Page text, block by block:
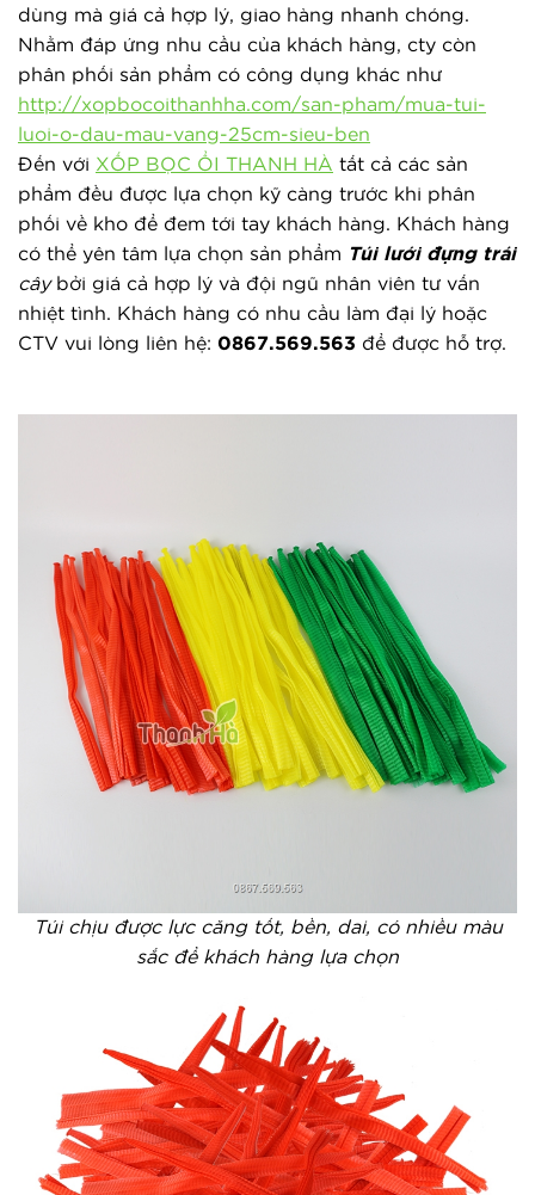
dùng mà giá cả hợp lý, giao hàng nhanh chóng.
Nhằm đáp ứng nhu cầu của khách hàng, cty còn
phân phối sản phẩm có công dụng khác như
http://xopbocoithanhha.com/san-pham/mua-tui-
luoi-o-dau-mau-vang-25cm-sieu-ben
Đến với XỐP BỌC ỔI THANH HÀ tất cả các sản
phẩm đều được lựa chọn kỹ càng trước khi phân
phối về kho để đem tới tay khách hàng. Khách hàng
có thể yên tâm lựa chọn sản phẩm Túi lưới đựng trái
câybởi giá cả hợp lý và đội ngũ nhân viên tư vấn
nhiệt tình. Khách hàng có nhu cầu làm đại lý hoặc
CTV vui lòng liên hệ: 0867.569.563 để được hỗ trợ.
Túi chịu được lực căng tốt, bền, dai, có nhiều màu
sắc để khách hàng lựa chọn